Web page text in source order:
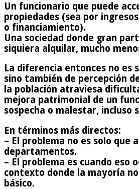
Un funcionario que puede
propiedades (sea por
o financiamiento).
Una sociedad donde gran
siquiera alquilar, mucho
La diferencia entonces no es
sino también de percepción
la población atraviesa
mejora patrimonial de un
sospecha o malestar, incluso
En términos más directos:
– El problema no es solo que
departamentos.
– El problema es cuando eso
contexto donde la mayoría
básico.